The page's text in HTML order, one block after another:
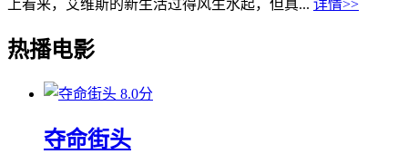
上看来，艾维斯的新生活过得风生水起，但真... 详情>>
热播电影
8.0分
夺命街头